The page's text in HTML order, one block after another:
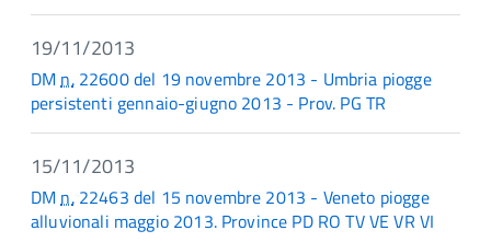
19/11/2013
DMn.22600 del 19 novembre 2013 - Umbria piogge
persistenti gennaio-giugno 2013 - Prov. PG TR
15/11/2013
DMn.22463 del 15 novembre 2013 - Veneto piogge
alluvionali maggio 2013. Province PD RO TV VE VR VI